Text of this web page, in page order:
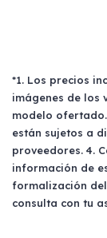
*1. Los precios
imágenes de los
modelo
están sujetos a
proveedores. 4.
información de
formalización
consulta con tu